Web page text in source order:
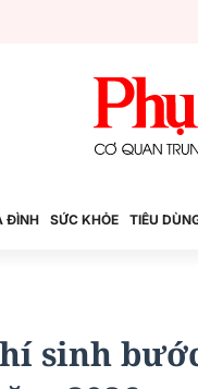
ĐÌNH SỨC KHỎE TIÊU
sinh